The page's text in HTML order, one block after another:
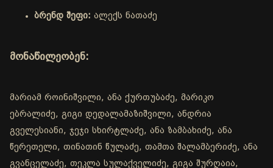
ბრენდ შეფი: ალექს ნათაძე
მონაწილეობენ:
მარიამ როინიშვილი, ანა ქურთუბაძე, მარიკო
ებრალიძე, გიგი დედალამაზიშვილი, ანდრია
გველესიანი, ჯეჯი სხირტლაძე, ანა ზამბახიძე, ანა
წერეთელი, თინათინ წულაძე, თამთა შალამბერიძე, ანა
გვანცელაძე, თეკლა სულაქველიძე, გიგა შურღაია,